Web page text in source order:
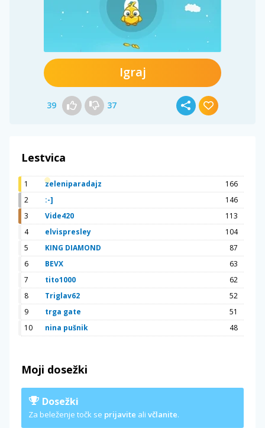
Igraj
39 37
Lestvica
1 zeleniparadajz
166
2
:-]
146
3
Vide420
113
4
elvispresley
104
5
KING DIAMOND
87
6
BEVX
63
7
tito1000
62
8
Triglav62
52
9
trga gate
51
10
nina pušnik 48
Moji dosežki
Dosežki
Za beleženje točk se prijavite ali včlanite.